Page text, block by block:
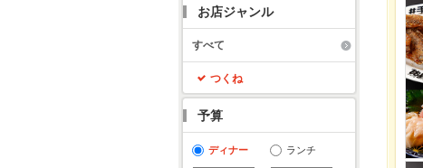
お店ジャンル
すべて
つくね
予算
ディナー ランチ